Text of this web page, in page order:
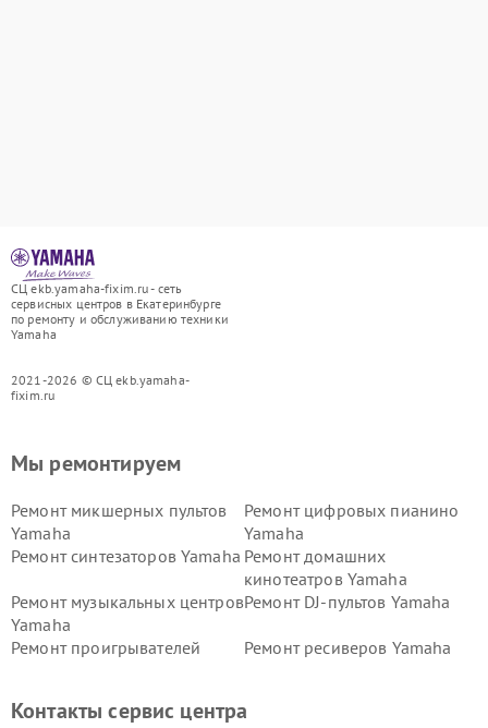
СЦ ekb.yamaha-fixim.ru - сеть
сервисных центров в Екатеринбурге
по ремонту и обслуживанию техники
Yamaha
2021-2026 © СЦ ekb.yamaha-
fixim.ru
Мы ремонтируем
Ремонт микшерных пультов
Yamaha
Ремонт цифровых пианино
Yamaha
Ремонт синтезаторов Yamaha Ремонт домашних
кинотеатров Yamaha
Ремонт музыкальных центров
Yamaha
Ремонт DJ-пультов Yamaha
Ремонт проигрывателей
Ремонт ресиверов Yamaha
Yamaha
Yamaha
Контакты сервис центра